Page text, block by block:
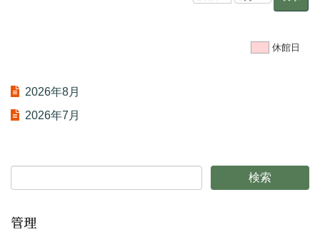
休館日
2026年8月
2026年7月
管理